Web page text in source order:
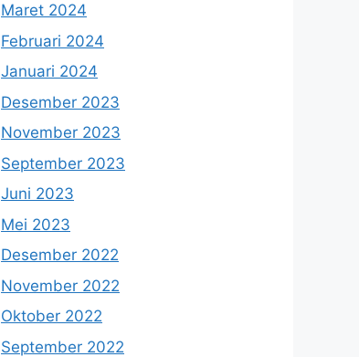
Maret 2024
Februari 2024
Januari 2024
Desember 2023
November 2023
September 2023
Juni 2023
Mei 2023
Desember 2022
November 2022
Oktober 2022
September 2022